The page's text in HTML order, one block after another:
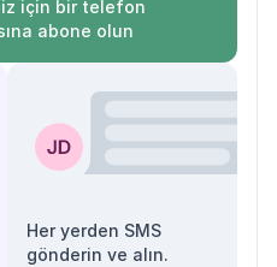
için bir telefon
abone olun
Her yerden SMS
gönderin ve alın.